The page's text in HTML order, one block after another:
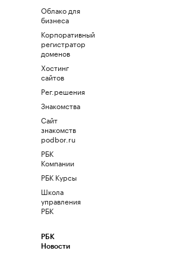
Облако для
бизнеса
Корпоративный
регистратор
доменов
Хостинг
сайтов
Рег.решения
Знакомства
Сайт
знакомств
podbor.ru
РБК
Компании
РБК Курсы
Школа
управления
РБК
РБК
Новости